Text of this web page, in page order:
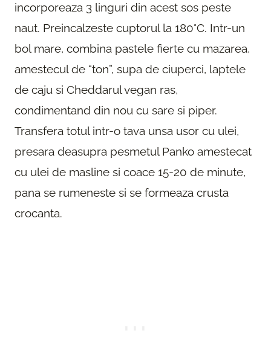
incorporeaza 3 linguri din acest sos peste
naut. Preincalzeste cuptorul la 180°C. Intr-un
bol mare, combina pastele fierte cu mazarea,
amestecul de “ton”, supa de ciuperci, laptele
de caju si Cheddarul vegan ras,
condimentand din nou cu sare si piper.
Transfera totul intr-o tava unsa usor cu ulei,
presara deasupra pesmetul Panko amestecat
cu ulei de masline si coace 15-20 de minute,
pana se rumeneste si se formeaza crusta
crocanta.